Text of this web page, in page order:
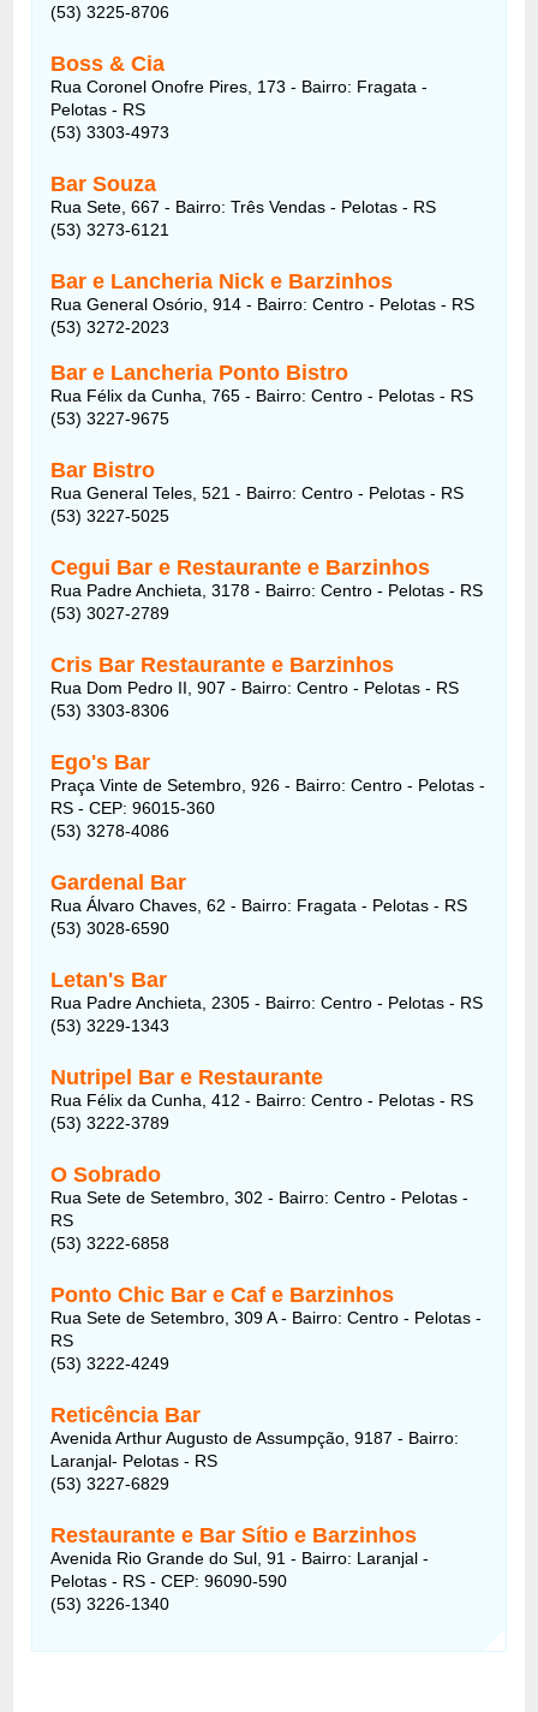
(53) 3225-8706
Boss & Cia
Rua Coronel Onofre Pires, 173 - Bairro: Fragata -
Pelotas - RS
(53) 3303-4973
Bar Souza
Rua Sete, 667 - Bairro: Três Vendas - Pelotas - RS
(53) 3273-6121
Bar e Lancheria Nick e Barzinhos
Rua General Osório, 914 - Bairro: Centro - Pelotas - RS
(53) 3272-2023
Bar e Lancheria Ponto Bistro
Rua Félix da Cunha, 765 - Bairro: Centro - Pelotas - RS
(53) 3227-9675
Bar Bistro
Rua General Teles, 521 - Bairro: Centro - Pelotas - RS
(53) 3227-5025
Cegui Bar e Restaurante e Barzinhos
Rua Padre Anchieta, 3178 - Bairro: Centro - Pelotas - RS
(53) 3027-2789
Cris Bar Restaurante e Barzinhos
Rua Dom Pedro II, 907 - Bairro: Centro - Pelotas - RS
(53) 3303-8306
Ego's Bar
Praça Vinte de Setembro, 926 - Bairro: Centro - Pelotas -
RS - CEP: 96015-360
(53) 3278-4086
Gardenal Bar
Rua Álvaro Chaves, 62 - Bairro: Fragata - Pelotas - RS
(53) 3028-6590
Letan's Bar
Rua Padre Anchieta, 2305 - Bairro: Centro - Pelotas - RS
(53) 3229-1343
Nutripel Bar e Restaurante
Rua Félix da Cunha, 412 - Bairro: Centro - Pelotas - RS
(53) 3222-3789
O Sobrado
Rua Sete de Setembro, 302 - Bairro: Centro - Pelotas -
RS
(53) 3222-6858
Ponto Chic Bar e Caf e Barzinhos
Rua Sete de Setembro, 309 A - Bairro: Centro - Pelotas -
RS
(53) 3222-4249
Reticência Bar
Avenida Arthur Augusto de Assumpção, 9187 - Bairro:
Laranjal- Pelotas - RS
(53) 3227-6829
Restaurante e Bar Sítio e Barzinhos
Avenida Rio Grande do Sul, 91 - Bairro: Laranjal -
Pelotas - RS - CEP: 96090-590
(53) 3226-1340